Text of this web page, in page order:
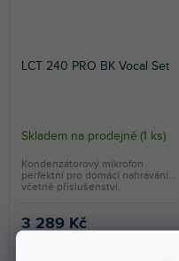
LCT 240 PRO BK Vocal Set
Skladem na prodejně (1 ks)
3 289 Kč
Kondenzátorový mikrofon
perfektní pro domácí nahrávání
včetně příslušenství.